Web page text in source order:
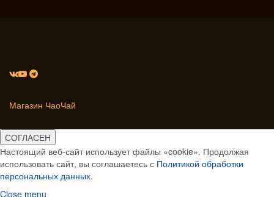
Магазин ЧаоЧай
СОГЛАСЕН
Настоящий веб-сайт использует файлы «cookie». Продолжая
использовать сайт, вы соглашаетесь с Политикой обработки
персональных данных.
Close menu